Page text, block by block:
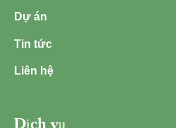
Dự án
Tin tức
Liên hệ
Dịch vụ